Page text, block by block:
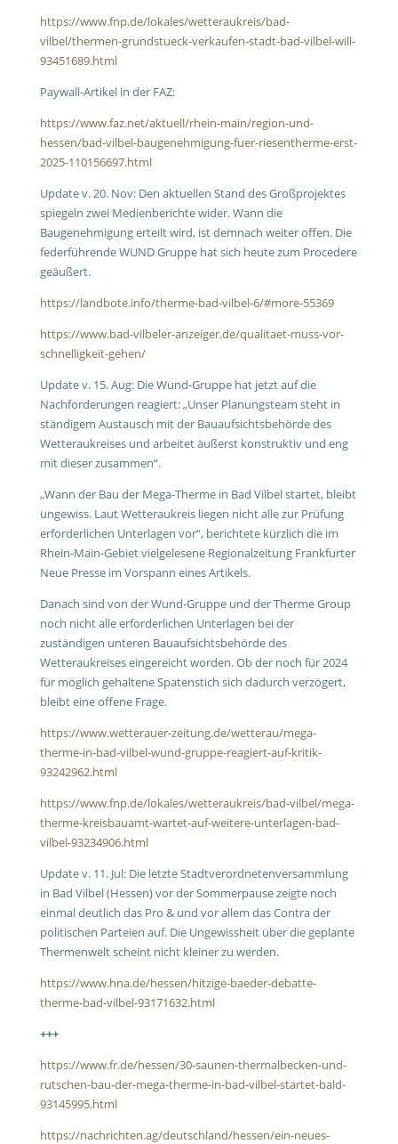
https://www.fnp.de/lokales/wetteraukreis/bad-
vilbel/thermen-grundstueck-verkaufen-stadt-bad-vilbel-will-
93451689.html
Paywall-Artikel in der FAZ:
https://www.faz.net/aktuell/rhein-main/region-und-
hessen/bad-vilbel-baugenehmigung-fuer-riesentherme-erst-
2025-110156697.html
Update v. 20. Nov: Den aktuellen Stand des Großprojektes
spiegeln zwei Medienberichte wider. Wann die
Baugenehmigung erteilt wird, ist demnach weiter offen. Die
federführende WUND Gruppe hat sich heute zum Procedere
geäußert.
https://landbote.info/therme-bad-vilbel-6/#more-55369
https://www.bad-vilbeler-anzeiger.de/qualitaet-muss-vor-
schnelligkeit-gehen/
Update v. 15. Aug: Die Wund-Gruppe hat jetzt auf die
Nachforderungen reagiert: „Unser Planungsteam steht in
ständigem Austausch mit der Bauaufsichtsbehörde des
Wetteraukreises und arbeitet äußerst konstruktiv und eng
mit dieser zusammen“.
„Wann der Bau der Mega-Therme in Bad Vilbel startet, bleibt
ungewiss. Laut Wetteraukreis liegen nicht alle zur Prüfung
erforderlichen Unterlagen vor“, berichtete kürzlich die im
Rhein-Main-Gebiet vielgelesene Regionalzeitung Frankfurter
Neue Presse im Vorspann eines Artikels.
Danach sind von der Wund-Gruppe und der Therme Group
noch nicht alle erforderlichen Unterlagen bei der
zuständigen unteren Bauaufsichtsbehörde des
Wetteraukreises eingereicht worden. Ob der noch für 2024
für möglich gehaltene Spatenstich sich dadurch verzögert,
bleibt eine offene Frage.
https://www.wetterauer-zeitung.de/wetterau/mega-
therme-in-bad-vilbel-wund-gruppe-reagiert-auf-kritik-
93242962.html
https://www.fnp.de/lokales/wetteraukreis/bad-vilbel/mega-
therme-kreisbauamt-wartet-auf-weitere-unterlagen-bad-
vilbel-93234906.html
Update v. 11. Jul: Die letzte Stadtverordnetenversammlung
in Bad Vilbel (Hessen) vor der Sommerpause zeigte noch
einmal deutlich das Pro & und vor allem das Contra der
politischen Parteien auf. Die Ungewissheit über die geplante
Thermenwelt scheint nicht kleiner zu werden.
https://www.hna.de/hessen/hitzige-baeder-debatte-
therme-bad-vilbel-93171632.html
+++
https://www.fr.de/hessen/30-saunen-thermalbecken-und-
rutschen-bau-der-mega-therme-in-bad-vilbel-startet-bald-
93145995.html
https://nachrichten.ag/deutschland/hessen/ein-neues-